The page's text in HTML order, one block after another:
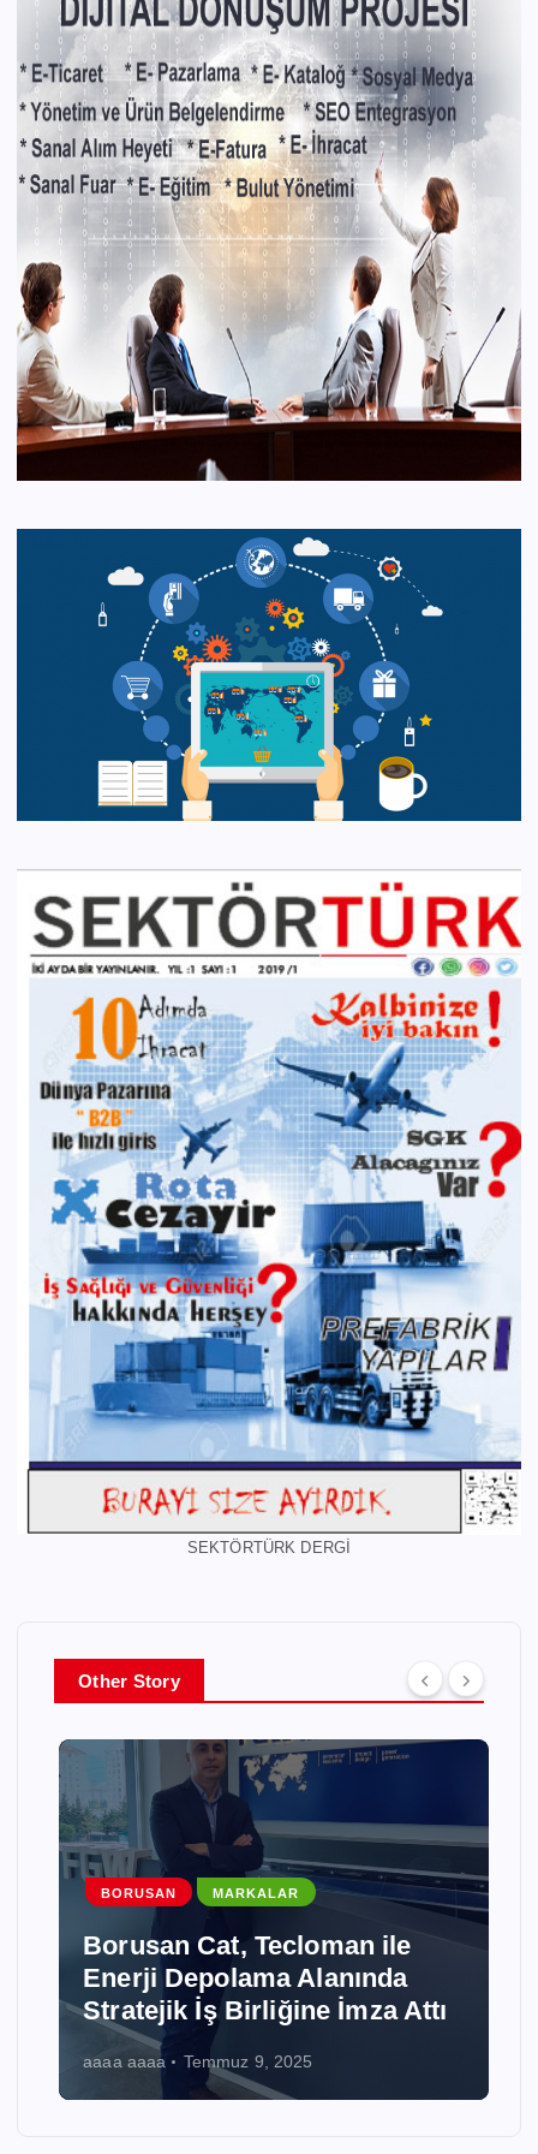
SEKTÖRTÜRK DERGİ
Other Story
BORUSAN MARKALAR
Borusan Cat, Tecloman ile
Enerji Depolama Alanında
Stratejik İş Birliğine İmza Attı
aaaa aaaa Temmuz 9, 2025